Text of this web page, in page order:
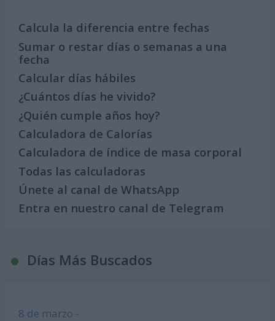
Calcula la diferencia entre fechas
Sumar o restar días o semanas a una
fecha
Calcular días hábiles
¿Cuántos días he vivido?
¿Quién cumple años hoy?
Calculadora de Calorías
Calculadora de índice de masa corporal
Todas las calculadoras
Únete al canal de WhatsApp
Entra en nuestro canal de Telegram
Días Más Buscados
8 de marzo -